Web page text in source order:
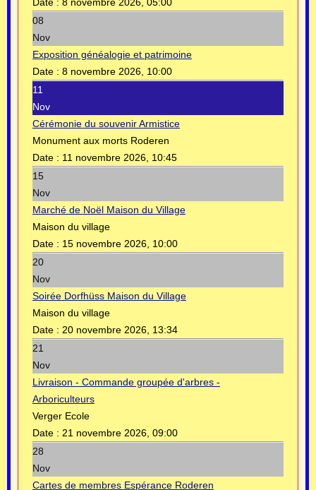
08
Nov
Exposition généalogie et patrimoine
Date : 8 novembre 2026, 10:00
11
Nov
Cérémonie du souvenir Armistice
Monument aux morts Roderen
Date : 11 novembre 2026, 10:45
15
Nov
Marché de Noël Maison du Village
Maison du village
Date : 15 novembre 2026, 10:00
20
Nov
Soirée Dorfhüss Maison du Village
Maison du village
Date : 20 novembre 2026, 13:34
21
Nov
Livraison - Commande groupée d'arbres -
Arboriculteurs
Verger Ecole
Date : 21 novembre 2026, 09:00
28
Nov
Cartes de membres Espérance Roderen